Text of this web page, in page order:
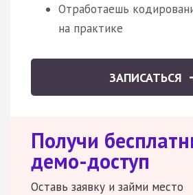
Отработаешь
на практике
ЗАПИСАТЬСЯ
Получи
демо-доступ
Оставь заявку и займи место